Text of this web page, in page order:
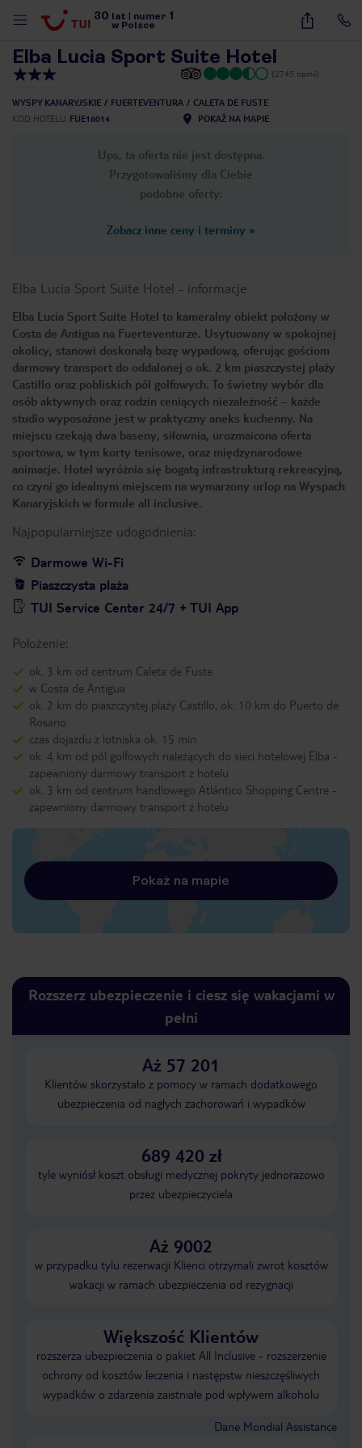
30 lat numer 1
w Polsce
20
Elba Lucia Sport Suite Hotel
(2745 opinii)
WYSPY KANARYJSKIE FUERTEVENTURA
CALETA DE FUSTE
KOD HOTELU FUE16014 POKAŻ NA MAPIE
Ups, ta oferta nie jest dostępna.
Przygotowaliśmy dla Ciebie
podobne oferty:
Zobacz inne ceny i terminy »
Elba Lucia Sport Suite Hotel - informacje
Elba Lucia Sport Suite Hotel to kameralny obiekt położony w
Costa de Antigua na Fuerteventurze. Usytuowany w spokojnej
okolicy, stanowi doskonałą bazę wypadową, oferując gościom
darmowy transport do oddalonej o ok. 2 km piaszczystej plaży
Castillo oraz pobliskich pól golfowych. To świetny wybór dla
osób aktywnych oraz rodzin ceniących niezależność – każde
studio wyposażone jest w praktyczny aneks kuchenny. Na
miejscu czekają dwa baseny, siłownia, urozmaicona oferta
sportowa, w tym korty tenisowe, oraz międzynarodowe
animacje. Hotel wyróżnia się bogatą infrastrukturą rekreacyjną,
co czyni go idealnym miejscem na wymarzony urlop na Wyspach
Kanaryjskich w formule all inclusive.
Najpopularniejsze udogodnienia:
Darmowe Wi-Fi
Piaszczysta plaża
TUI Service Center 24/7 + TUI App
Położenie:
ok. 3 km od centrum Caleta de Fuste
w Costa de Antigua
ok. 2 km do piaszczystej plaży Castillo, ok. 10 km do Puerto de
Rosario
czas dojazdu z lotniska ok. 15 min
ok. 4 km od pól golfowych należących do sieci hotelowej Elba -
zapewniony darmowy transport z hotelu
ok. 3 km od centrum handlowego Atlántico Shopping Centre -
zapewniony darmowy transport z hotelu
Pokaż na mapie
Rozszerz ubezpieczenie i ciesz się wakacjami w
pełni
Aż 57 201
Klientów skorzystało z pomocy w ramach dodatkowego
ubezpieczenia od nagłych zachorowań i wypadków
689 420 zł
tyle wyniósł koszt obsługi medycznej pokryty jednorazowo
przez ubezpieczyciela
Aż 9002
w przypadku tylu rezerwacji Klienci otrzymali zwrot kosztów
wakacji w ramach ubezpieczenia od rezygnacji
Większość Klientów
rozszerza ubezpieczenia o pakiet All Inclusive - rozszerzenie
ochrony od kosztów leczenia i następstw nieszczęśliwych
wypadków o zdarzenia zaistniałe pod wpływem alkoholu
Dane Mondial Assistance